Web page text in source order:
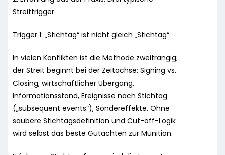
Streittrigger
Trigger 1: „Stichtag“ ist nicht gleich „Stichtag“
In vielen Konflikten ist die Methode zweitrangig;
der Streit beginnt bei der Zeitachse: Signing vs.
Closing, wirtschaftlicher Übergang,
Informationsstand, Ereignisse nach Stichtag
(„subsequent events“), Sondereffekte. Ohne
saubere Stichtagsdefinition und Cut-off-Logik
wird selbst das beste Gutachten zur Munition.